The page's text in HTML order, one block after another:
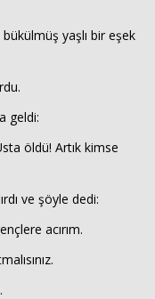
yaşlı bir eşek
geldi:
öldü! Artık kimse
ve şöyle dedi:
acırım.